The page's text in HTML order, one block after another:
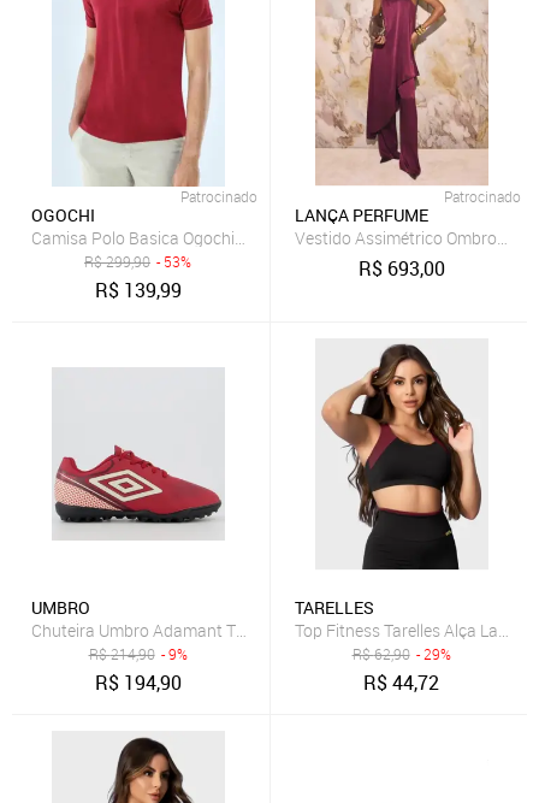
Patrocinado
OGOCHI
Camisa Polo Basica Ogochi Slim Fit Bordo
R$299,90 - 53%
R$ 139,99
Patrocinado
LANÇA PERFUME
Vestido Assimétrico Ombro
R$ 693,00
UMBRO
Chuteira Umbro Adamant Top Speed Society Juvenil Bordô
R$214,90 - 9%
R$ 194,90
TARELLES
Top Fitness Tarelles Alça Larga
R$62,90 - 29%
R$44,72